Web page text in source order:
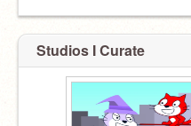
Studios I Curate